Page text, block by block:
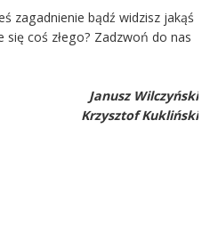
zagadnienie bądź widzisz jakąś
się coś złego? Zadzwoń do nas
Janusz Wilczyński
Krzysztof Kukliński